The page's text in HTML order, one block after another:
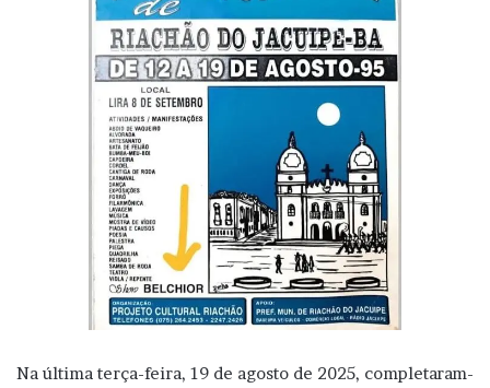
Na última terça-feira, 19 de agosto de 2025, completaram-